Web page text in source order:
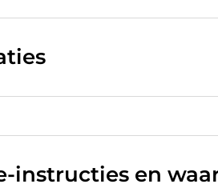
instructies en